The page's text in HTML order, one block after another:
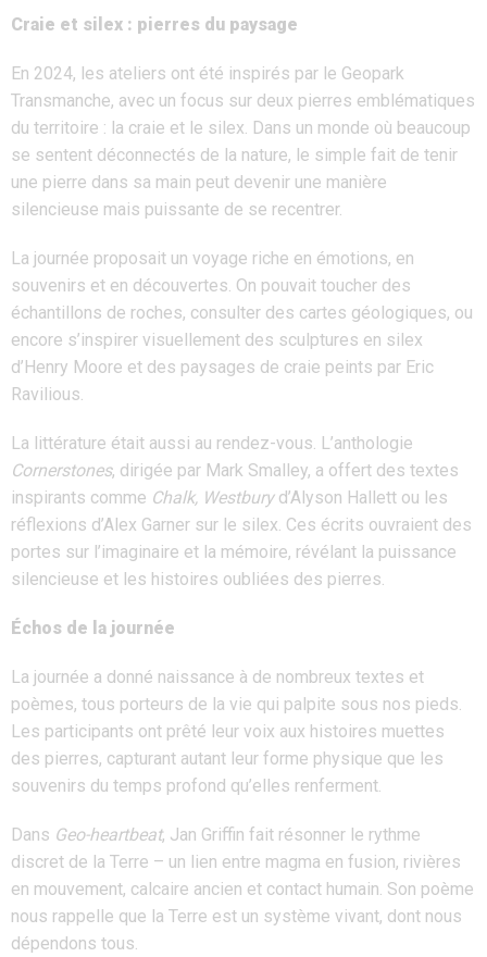
Craie et silex : pierres du paysage
En 2024, les ateliers ont été inspirés par le Geopark
Transmanche, avec un focus sur deux pierres emblématiques
du territoire : la craie et le silex. Dans un monde où beaucoup
se sentent déconnectés de la nature, le simple fait de tenir
une pierre dans sa main peut devenir une manière
silencieuse mais puissante de se recentrer.
La journée proposait un voyage riche en émotions, en
souvenirs et en découvertes. On pouvait toucher des
échantillons de roches, consulter des cartes géologiques, ou
encore s’inspirer visuellement des sculptures en silex
d’Henry Moore et des paysages de craie peints par Eric
Ravilious.
La littérature était aussi au rendez-vous. L’anthologie
Cornerstones, dirigée par Mark Smalley, a offert des textes
inspirants comme Chalk, Westburyd’Alyson Hallett ou les
réflexions d’Alex Garner sur le silex. Ces écrits ouvraient des
portes sur l’imaginaire et la mémoire, révélant la puissance
silencieuse et les histoires oubliées des pierres.
Échos de la journée
La journée a donné naissance à de nombreux textes et
poèmes, tous porteurs de la vie qui palpite sous nos pieds.
Les participants ont prêté leur voix aux histoires muettes
des pierres, capturant autant leur forme physique que les
souvenirs du temps profond qu’elles renferment.
Dans Geo-heartbeat, Jan Griffin fait résonner le rythme
discret de la Terre – un lien entre magma en fusion, rivières
en mouvement, calcaire ancien et contact humain. Son poème
nous rappelle que la Terre est un système vivant, dont nous
dépendons tous.